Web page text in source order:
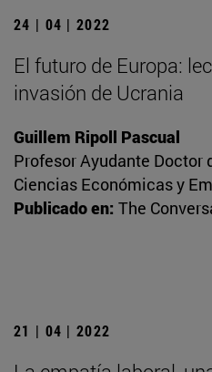
24 | 04 | 2022
El futuro de Europa:
invasión de Ucrania
Guillem Ripoll Pascual
Profesor Ayudante Doctor
Ciencias Económicas y
Publicado en: The
21 | 04 | 2022